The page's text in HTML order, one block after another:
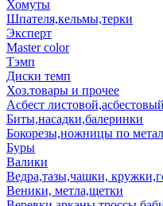
Хомуты
Шпателя,кельмы,терки
Эксперт
Master color
Тэмп
Диски темп
Хоз.товары и прочее
Асбест
Биты,насадки,балеринки
Бокорезы,ножницы по
Буры
Валики
Ведра,тазы,чашки,
Веники, метла,щетки